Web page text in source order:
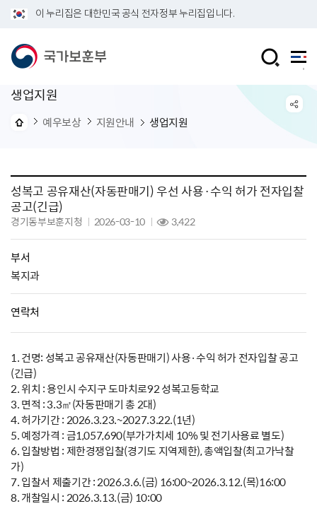
이 누리집은 대한민국 공식 전자정부 누리집입니다.
생업지원
예우보상 지원안내 생업지원
성복고 공유재산(자동판매기) 우선 사용·수익 허가 전자입찰
공고(긴급)
경기동부보훈지청 2026-03-10 3,422
부서
복지과
연락처
1. 건명: 성복고 공유재산(자동판매기) 사용·수익 허가 전자입찰 공고
(긴급)
2. 위치 : 용인시 수지구 도마치로92 성복고등학교
3. 면적 : 3.3㎡(자동판매기 총 2대)
4. 허가기간 : 2026.3.23.~2027.3.22.(1년)
5. 예정가격 : 금1,057,690(부가가치세 10% 및 전기사용료 별도)
6. 입찰방법 : 제한경쟁입찰(경기도 지역제한), 총액입찰(최고가낙찰
가)
7. 입찰서 제출기간 : 2026.3.6.(금) 16:00~2026.3.12.(목)16:00
8. 개찰일시 : 2026.3.13.(금) 10:00